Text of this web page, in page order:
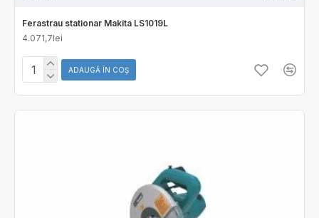
Ferastrau stationar Makita LS1019L
4.071,7lei
ADAUGĂ ÎN COŞ